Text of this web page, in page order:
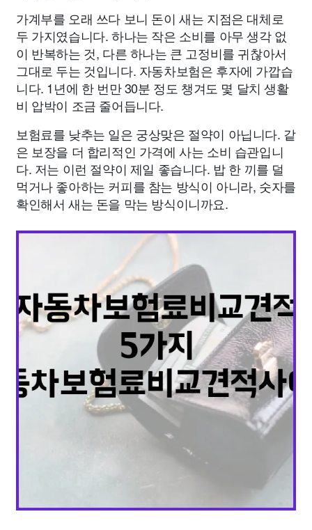
가계부를 오래 쓰다 보니 돈이 새는 지점은 대체로
두 가지였습니다. 하나는 작은 소비를 아무 생각 없
이 반복하는 것, 다른 하나는 큰 고정비를 귀찮아서
그대로 두는 것입니다. 자동차보험은 후자에 가깝습
니다. 1년에 한 번만 30분 정도 챙겨도 몇 달치 생활
비 압박이 조금 줄어듭니다.
보험료를 낮추는 일은 궁상맞은 절약이 아닙니다. 같
은 보장을 더 합리적인 가격에 사는 소비 습관입니
다. 저는 이런 절약이 제일 좋습니다. 밥 한 끼를 덜
먹거나 좋아하는 커피를 참는 방식이 아니라, 숫자를
확인해서 새는 돈을 막는 방식이니까요.